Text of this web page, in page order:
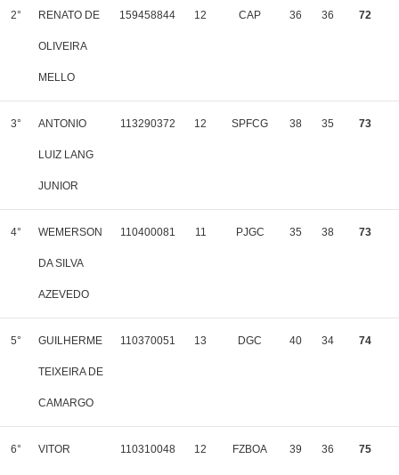
2° RENATO DE
OLIVEIRA
MELLO
159458844 12 CAP 36 36 72
3° ANTONIO
LUIZ LANG
JUNIOR
113290372 12 SPFCG 38 35 73
4° WEMERSON
DA SILVA
AZEVEDO
110400081 11 PJGC 35 38 73
5° GUILHERME
TEIXEIRA DE
CAMARGO
110370051 13 DGC 40 34 74
6° VITOR 110310048 12 FZBOA 39 36 75